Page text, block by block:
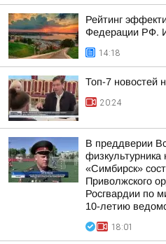
Рейтинг
Федерации РФ.
14:18
Топ-7 новостей
20:24
В преддверии
физкультурника
«Симбирск»
Приволжского
Росгвардии по
10-летию
18:01